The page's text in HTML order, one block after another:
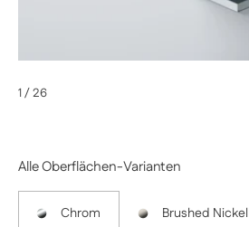
Alle Oberflächen-Varianten
Chrom Brushed Nickel
1/ 26